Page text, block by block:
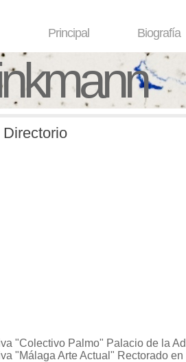
Principal Biografía
"Colectivo Palmo" Palacio de la
"Málaga Arte Actual" Rectorado